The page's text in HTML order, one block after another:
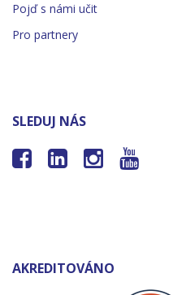
Pojď s námi učit
Pro partnery
SLEDUJ NÁS
   
AKREDITOVÁNO